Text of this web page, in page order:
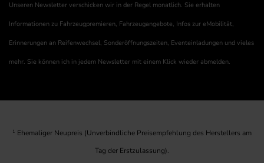
Unseren Newsletter verschicken wir in der Regel monatlich. Sie erhalten
Informationen zu Fahrzeugpremieren, Fahrzeugangebote, Infos zur eMobilität,
Erinnerungen an Reifenwechsel, Sonderöffnungszeiten, Eventeinladungen und vieles
mehr. Sie können ich in jedem Newsletter mit einem Klick wieder abmelden.
1 Ehemaliger Neupreis (Unverbindliche Preisempfehlung des Herstellers am
Tag der Erstzulassung).